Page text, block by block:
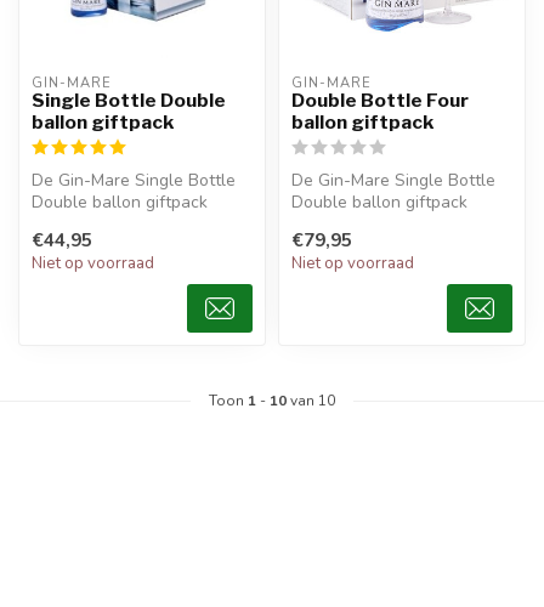
GIN-MARE
Single Bottle Double
ballon giftpack
De Gin-Mare Single Bottle
Double ballon giftpack
gem...
€44,95
Niet op voorraad
GIN-MARE
Double Bottle Four
ballon giftpack
De Gin-Mare Single Bottle
Double ballon giftpack
gem...
€79,95
Niet op voorraad
Toon 1 - 10van 10